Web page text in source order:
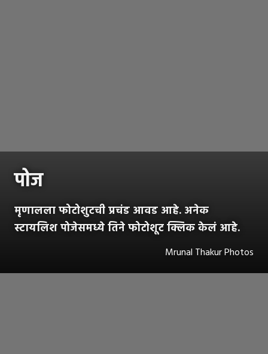
पोज
मृणालला फोटोशुटची प्रचंड आवड आहे. अनेक
स्टायलिश पोजेसमध्ये तिने फोटोशूट क्लिक केलं आहे.
Mrunal Thakur Photos